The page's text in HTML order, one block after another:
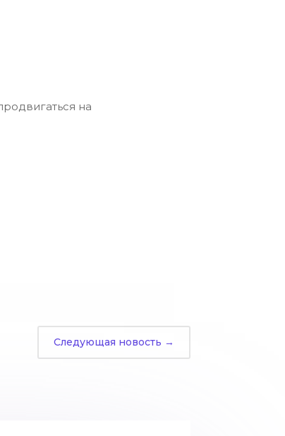
на
Следующая новость →